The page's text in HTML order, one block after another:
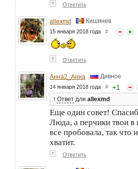
↑ Ответить
allexmd Кишинев
15 января 2018 года #
↑ Ответить
Анна2_Анна Дивное
14 января 2018 года # +1
↑ Ответ для allexmd
Еще один совет!
Люда, а перчики твои
все пробовала, так что
хватит.
↑ Ответить